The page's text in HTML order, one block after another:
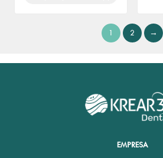
1 2 →
EMPRESA